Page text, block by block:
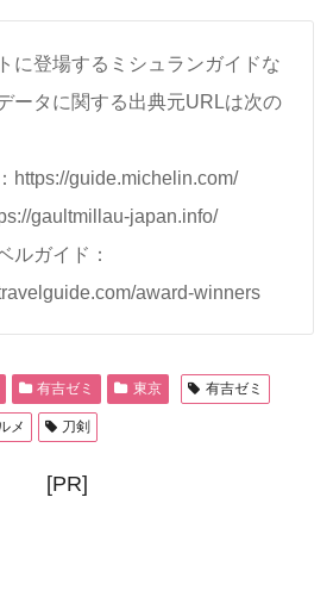
に登場するミシュランガイドな
ータに関する出典元URLは次の
https://guide.michelin.com/
gaultmillau-japan.info/
ルガイド：
award-winners
有吉ゼミ 東京 有吉ゼミ
メ 刀剣
[PR]